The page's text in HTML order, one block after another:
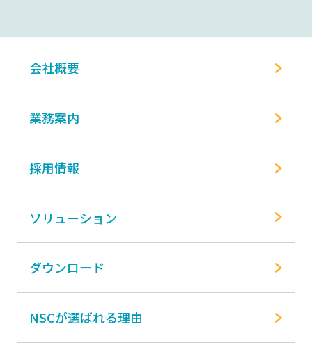
会社概要
業務案内
採用情報
ソリューション
ダウンロード
NSCが選ばれる理由